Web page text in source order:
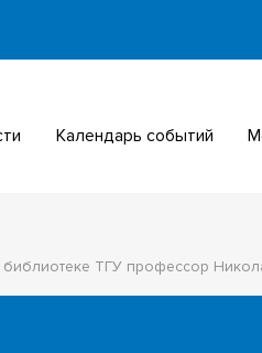
Календарь событий
ТГУ профессор